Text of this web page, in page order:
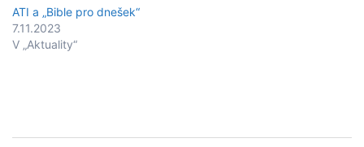
ATI a „Bible pro dnešek“
7.11.2023
V „Aktuality“